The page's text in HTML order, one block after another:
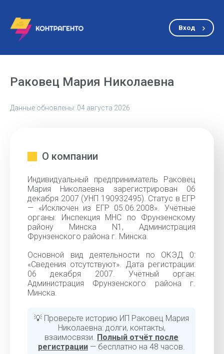
Вход
Раковец Мария Николаевна
Данные обновлены: 04 августа 2026
О компании
Индивидуальный предприниматель Раковец
Мария Николаевна зарегистрирован 06
декабря 2007 (УНП 190932495). Статус в ЕГР
— «Исключен из ЕГР 05.06.2008». Учётные
органы: Инспекция МНС по Фрунзенскому
району Минска N1, Администрация
Фрунзенского района г. Минска.
Основной вид деятельности по ОКЭД 0:
«Сведения отсутствуют». Дата регистрации:
06 декабря 2007. Учётный орган:
Администрация Фрунзенского района г.
Минска.
💡 Проверьте историю ИП Раковец Мария
Николаевна: долги, контакты,
взаимосвязи. Полный отчёт после
регистрации — бесплатно на 48 часов.